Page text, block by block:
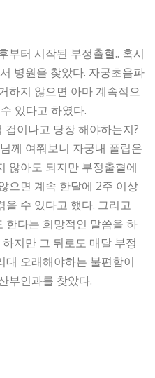
부터 시작된 부정출혈.. 혹시
병원을 찾았다. 자궁초음파
하지 않으면 아마 계속적으
있다고 하였다.
겁이나고 당장 해야하는지?
께 여쭤보니 자궁내 폴립은
않아도 되지만 부정출혈에
으면 계속 한달에 2주 이상
수 있다고 했다. 그리고
한다는 희망적인 말씀을 하
지만 그 뒤로도 매달 부정
대 오래해야하는 불편함이
부인과를 찾았다.